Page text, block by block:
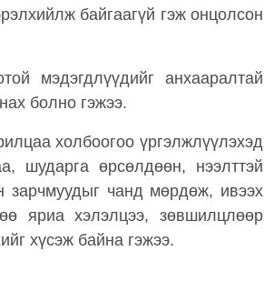
байгаагүй гэж онцолсон
мэдэгдлүүдийг анхааралтай
болно гэжээ.
холбоогоо үргэлжлүүлэхэд
шударга өрсөлдөөн, нээлттэй
зарчмуудыг чанд мөрдөж, ивээх
яриа хэлэлцээ, зөвшилцлөөр
хүсэж байна гэжээ.